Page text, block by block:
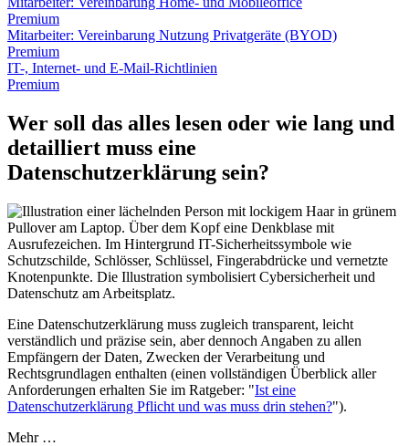
Premium
Mitarbeiter: Vereinbarung Nutzung Privatgeräte (BYOD)
Premium
IT-, Internet- und E-Mail-Richtlinien
Premium
Wer soll das alles lesen oder wie lang und
detailliert muss eine
Datenschutzerklärung sein?
Eine Datenschutzerklärung muss zugleich transparent, leicht
verständlich und präzise sein, aber dennoch Angaben zu allen
Empfängern der Daten, Zwecken der Verarbeitung und
Rechtsgrundlagen enthalten (einen vollständigen Überblick aller
Anforderungen erhalten Sie im Ratgeber: "Ist eine
Datenschutzerklärung Pflicht und was muss drin stehen?").
Mehr …